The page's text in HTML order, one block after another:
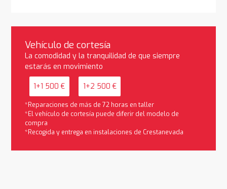
Vehículo de cortesía
La comodidad y la tranquilidad de que siempre
estarás en movimiento
1+1 500 € 1+2 500 €
*Reparaciones de más de 72 horas en taller
*El vehículo de cortesía puede diferir del modelo de
compra
*Recogida y entrega en instalaciones de Crestanevada